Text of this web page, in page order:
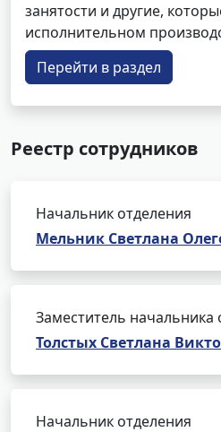
занятости и другие,
исполнительном
Перейти в раздел
Реестр сотрудников
Начальник отделения
Мельник Светлана
Заместитель начальника
Толстых Светлана
Начальник отделения